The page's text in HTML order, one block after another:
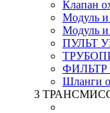
Клапан
Модуль и
Модуль и
ПУЛЬТ
Шланги
3